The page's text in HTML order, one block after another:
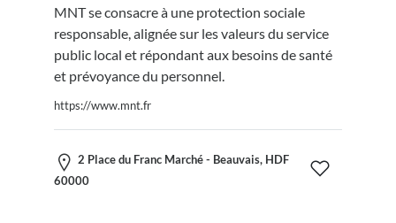
MNT se consacre à une protection sociale
responsable, alignée sur les valeurs du service
public local et répondant aux besoins de santé
et prévoyance du personnel.
https://www.mnt.fr
2 Place du Franc Marché - Beauvais, HDF
60000